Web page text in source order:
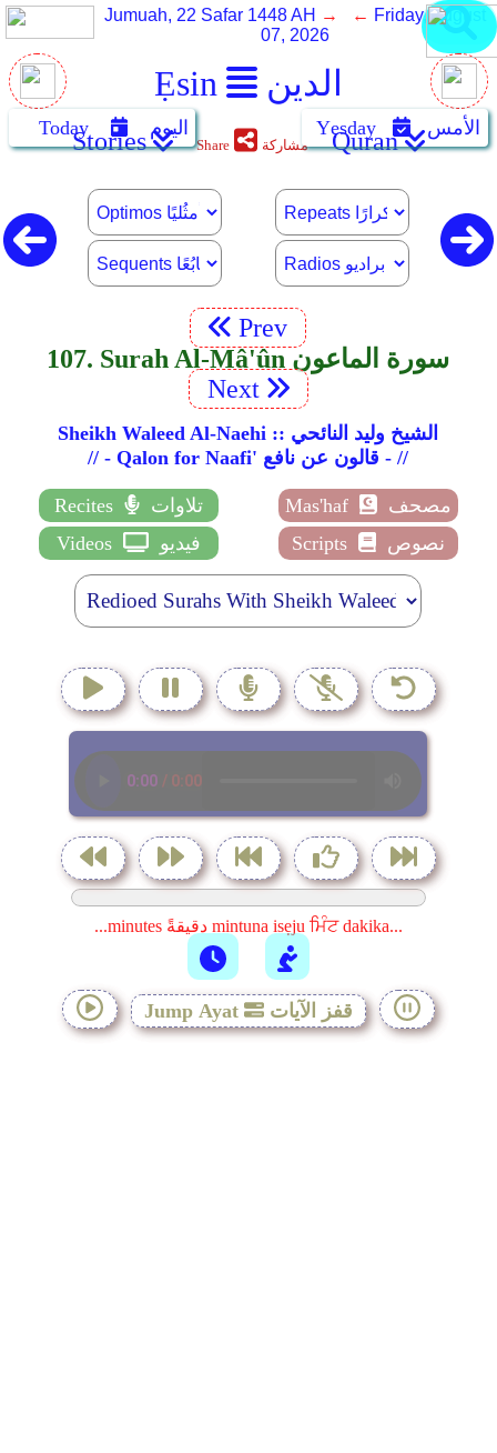
Ẹsin الدين
Jumuah, 22 Safar 1448 AH → ← Friday, August
07, 2026
Today اليوم Yẹsday الأمس Stories Share مشاركة Quran
Prev
107. Surah Al-Mâ'ûn سورة الماعون
Next
Sheikh Waleed Al-Naehi :: الشيخ وليد النائحي
// - Qalon for Naafi' قالون عن نافع - //
Recites تلاوات Mas'haf
مصحف
Videos
فيديو Scripts نصوص
...minutes دقيقةً mintuna isẹju ਮਿੰਟ dakika...
Jump Ayat قفز الآيات